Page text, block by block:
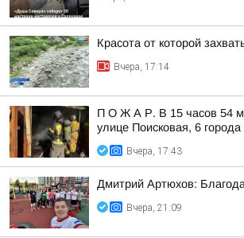
Красота от которой
Вчера, 17:14
П О Ж А Р. В 15 часов 54
улице Поисковая, 6
Вчера, 17:43
Дмитрий Артюхов:
Вчера, 21:09